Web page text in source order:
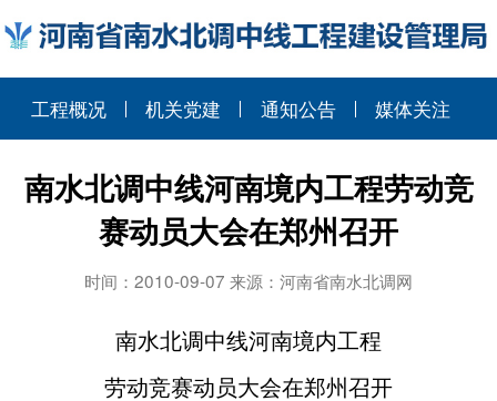
工程概况 机关党建 通知公告 媒体关注
南水北调中线河南境内工程劳动竞
赛动员大会在郑州召开
时间：2010-09-07 来源：河南省南水北调网
南水北调中线河南境内工程
劳动竞赛动员大会在郑州召开